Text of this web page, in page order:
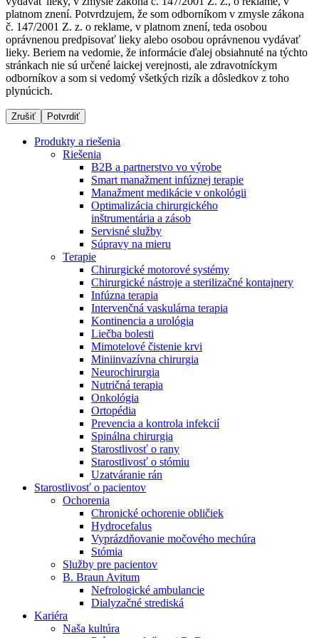
Produktový katalóg​
Objavte naše produkty. ​Navštívte produktový katalóg B.
Braun​ s našim kompletným produktovým portfóliom.​
Dialyzačné strediská
B. Braun Avitum poskytuje kvalitnú dialyzačnú starostlivosť
vo všetkých svojich strediskách na Slovensku. Viac
Nefrologické ambulancie
V nefrologických ambulanciách prevádzkujeme poradenstvo
a prípravu pacientov k jednotlivým metódam náhrady funkcie
obličiek. Zvoľte si mesto, ktoré potrebujete a navštívte nás.
Zostaňte v dialógu s B. Braun. Kontaktujte nás.
platnom znení. Potvrdzujem, že som odborníkom v zmysle zákona
č. 147/2001 Z. z. o reklame, v platnom znení, teda osobou
oprávnenou predpisovať lieky alebo osobou oprávnenou vydávať
lieky. Beriem na vedomie, že informácie ďalej obsiahnuté na týchto
stránkach nie sú určené laickej verejnosti, ale zdravotníckym
odborníkov a som si vedomý všetkých rizík a dôsledkov z toho
plynúcich.
Zrušiť Potvrdiť
Produkty a riešenia
Riešenia
B2B a partnerstvo vo výrobe
Smart manažment infúznej terapie
Manažment medikácie v onkológii
Optimalizácia chirurgického
inštrumentária a zásob
Servisné služby
Súpravy na mieru
Terapie
Chirurgické motorové systémy
Chirurgické nástroje a sterilizačné kontajnery
Infúzna terapia
Intervenčná vaskulárna terapia
Kontinencia a urológia
Liečba bolesti
Mimotelové čistenie krvi
Miniinvazívna chirurgia
Neurochirurgia
Nutričná terapia
Onkológia
Ortopédia
Prevencia a kontrola infekcií
Spinálna chirurgia
Starostlivosť o rany
Starostlivosť o stómiu
Uzatváranie rán
Starostlivosť o pacientov
Ochorenia
Chronické ochorenie obličiek
Hydrocefalus
Vyprázdňovanie močového mechúra
Stómia
Služby pre pacientov
B. Braun Avitum
Nefrologické ambulancie
Dialyzačné strediská
Kariéra
Naša kultúra